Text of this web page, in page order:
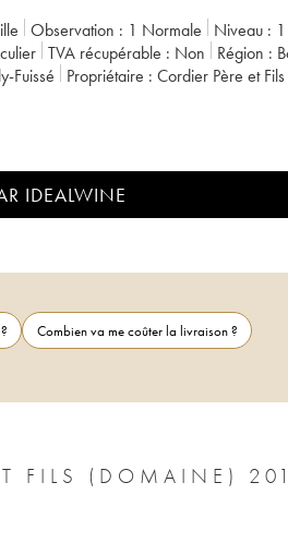
Observation : 1 Normale Niveau : 1
TVA récupérable : non Région :
Fuissé Propriétaire : Cordier Père et
IDEALWINE
Combien va me coûter la livraison ?
FILS (DOMAINE)